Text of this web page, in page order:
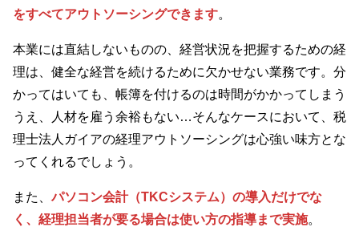
をすべてアウトソーシングできます。
本業には直結しないものの、経営状況を把握するための経
理は、健全な経営を続けるために欠かせない業務です。分
かってはいても、帳簿を付けるのは時間がかかってしまう
うえ、人材を雇う余裕もない…そんなケースにおいて、税
理士法人ガイアの経理アウトソーシングは心強い味方とな
ってくれるでしょう。
また、パソコン会計（TKCシステム）の導入だけでな
く、経理担当者が要る場合は使い方の指導まで実施。